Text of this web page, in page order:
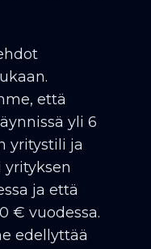
että
yli 6
yritystili ja
yrityksen
ja että
€ vuodessa.
edellyttää